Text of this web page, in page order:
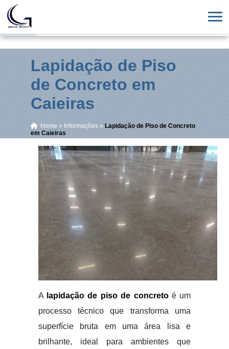
Lapidação de Piso
de Concreto em
Caieiras
Home » Informações » Lapidação de Piso de Concreto
em Caieiras
A lapidação de piso de concretoé um
processo técnico que transforma uma
superfície bruta em uma área lisa e
brilhante, ideal para ambientes que